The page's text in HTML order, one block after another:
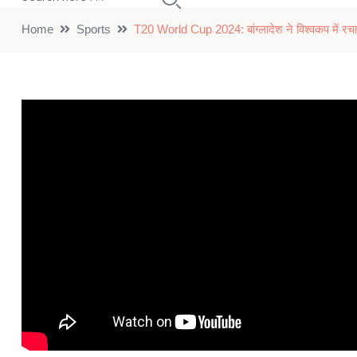
Home Sports T20 World Cup 2024: बांग्लादेश ने विश्वकप में रचा